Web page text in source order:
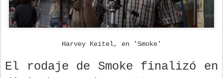
Harvey Keitel, en 'Smoke'
El rodaje de Smoke finalizó en